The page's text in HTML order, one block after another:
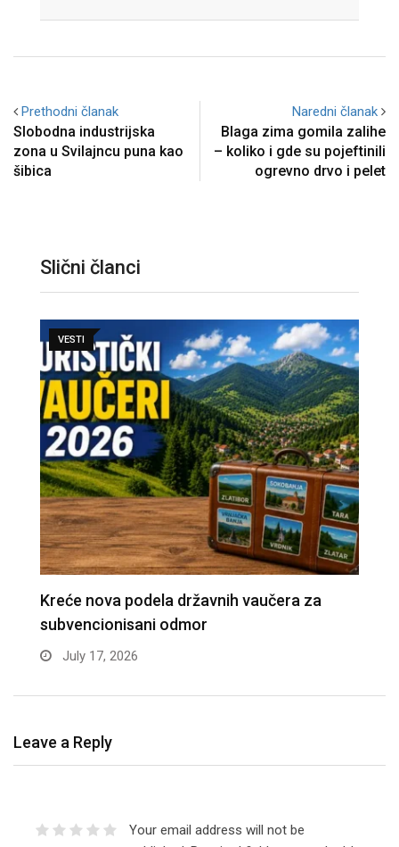
Prethodni članak
Slobodna industrijska
zona u Svilajncu puna kao
šibica
Naredni članak
Blaga zima gomila zalihe
– koliko i gde su pojeftinili
ogrevno drvo i pelet
Slični članci
VESTI
APEL MINISTARSTVA: Zaštitite građevinske
radnike tokom tropskih vrućina
June 30, 2026
Leave a Reply
Your email address will not be